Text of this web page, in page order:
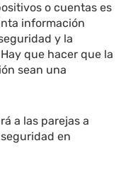
o cuentas es
información
y la
que hacer que la
sean una
a las parejas a
en